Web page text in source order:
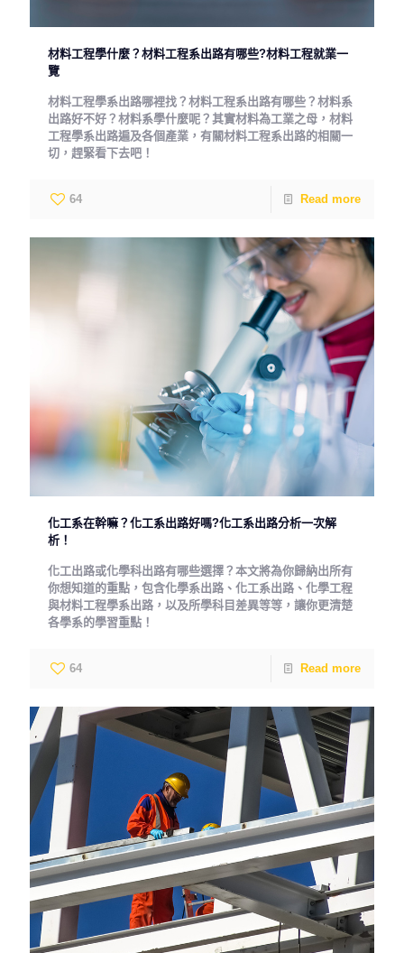
材料工程學什麼？材料工程系出路有哪些?材料工程就業一
覽
材料工程學系出路哪裡找？材料工程系出路有哪些？材料系
出路好不好？材料系學什麼呢？其實材料為工業之母，材料
工程學系出路遍及各個產業，有關材料工程系出路的相關一
切，趕緊看下去吧！
64 Read more
化工系在幹嘛？化工系出路好嗎?化工系出路分析一次解
析！
化工出路或化學科出路有哪些選擇？本文將為你歸納出所有
你想知道的重點，包含化學系出路、化工系出路、化學工程
與材料工程學系出路，以及所學科目差異等等，讓你更清楚
各學系的學習重點！
64 Read more